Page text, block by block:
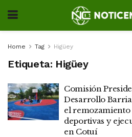
Home Tag Higüey
Etiqueta: Higüey
Comisión
Desarrollo
el remozamiento
deportivas y
en Cotuí